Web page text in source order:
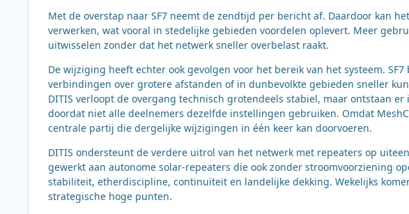
Met de overstap naar SF7 neemt de zendtijd per bericht af. Daardoor kan
verwerken, wat vooral in stedelijke gebieden voordelen oplevert. Meer
uitwisselen zonder dat het netwerk sneller overbelast raakt.
De wijziging heeft echter ook gevolgen voor het bereik van het systeem.
verbindingen over grotere afstanden of in dunbevolkte gebieden sneller
DITIS verloopt de overgang technisch grotendeels stabiel, maar ontstaan
doordat niet alle deelnemers dezelfde instellingen gebruiken. Omdat
centrale partij die dergelijke wijzigingen in één keer kan doorvoeren.
DITIS ondersteunt de verdere uitrol van het netwerk met repeaters op
gewerkt aan autonome solar-repeaters die ook zonder stroomvoorziening
stabiliteit, etherdiscipline, continuïteit en landelijke dekking. Wekelijks
strategische hoge punten.